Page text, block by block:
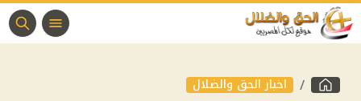
اخبار الحق والضلال